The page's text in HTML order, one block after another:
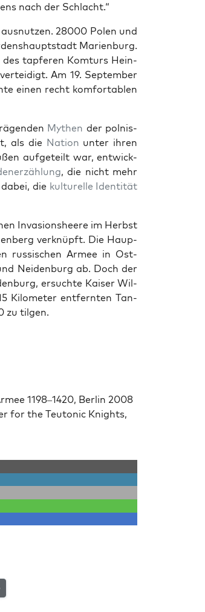
nach der Schlacht.“
28000 Polen und
Marien­burg.
des tapfer­en Kom­turs Hein­
Am 19. Sep­tem­ber
einen recht kom­fort­ablen
Mythen der pol­nis­
als die Nation unter ihren
aufgeteilt war, entwick­
, die nicht mehr
die kul­turelle Iden­tität
Inva­sion­sheere im Herb­st
verknüpft. Die Haup­
rus­sis­chen Armee in Ost­
Nei­den­burg ab. Doch der
ersuchte Kaiser Wil­
Kilo­me­ter ent­fer­n­ten Tan­
zu tilgen.
1198–1420, Berlin 2008
for the Teu­ton­ic Knights,